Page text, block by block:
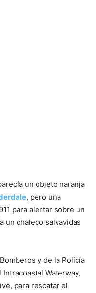
un objeto naranja
, pero una
para alertar sobre un
un chaleco salvavidas
y de la Policía
Waterway,
para rescatar el